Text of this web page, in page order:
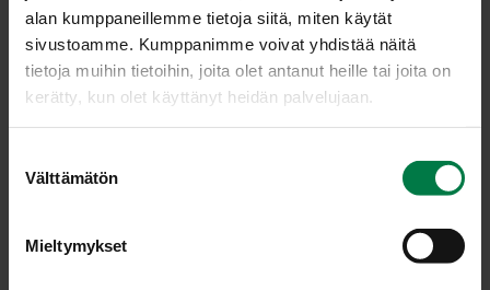
alan kumppaneillemme tietoja siitä, miten käytät
sivustoamme. Kumppanimme voivat yhdistää näitä
tietoja muihin tietoihin, joita olet antanut heille tai joita on
kerätty, kun olet käyttänyt heidän palvelujaan.
Välttämätön
Mieltymykset
Tämän sivuston tarkoituksena on palvella niin kuluttajia
kuin ruoka-alan ammattilaisia sekä tiedon että
inspiraation lähteenä. Tavoitteena on kasvattaa
kotimaisten kasvisten kulutusta.
Viljelijöille-osio palvelee tuottajia koskevissa asioissa,
menekinedistämis- ja markkinointiasioissa sekä
Jatketaan yhdessä hyvää pitkäjänteistä työtä kotimaisen